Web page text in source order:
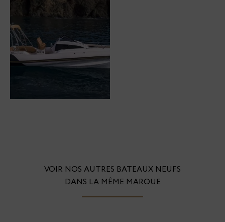
VOIR NOS AUTRES BATEAUX NEUFS
DANS LA MÊME MARQUE